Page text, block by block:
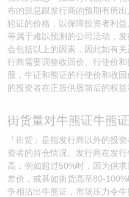
布的派息跟发行商的预期有所
轮证的价格，以保障投资者利
等属于难以预测的公司活动，
会包括以上的因素，因此如有
行商需要调整收回价、行使价
股，牛证和熊证的行使价和收
的投资者在正股供股前后的权益
街货量对牛熊证牛熊
「街货」是指发行商以外的投
资者的持仓情况。发行商在发
高，例如超过50%时，因为供
差价，或甚如街货高至80-
争相沽出牛熊证，市场压力令